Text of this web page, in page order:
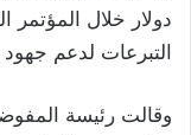
دولار خلال المؤتمر
التبرعات لدعم
وقالت رئيسة